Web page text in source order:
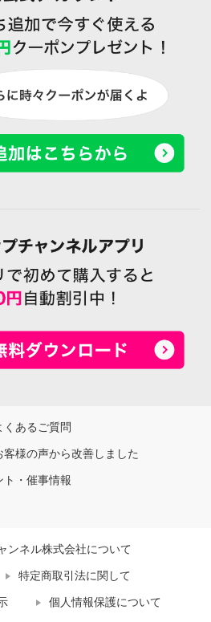
くあるご質問
客様の声から改善しました
ト・催事情報
ンネル株式会社について
特定商取引法に関して
個人情報保護について